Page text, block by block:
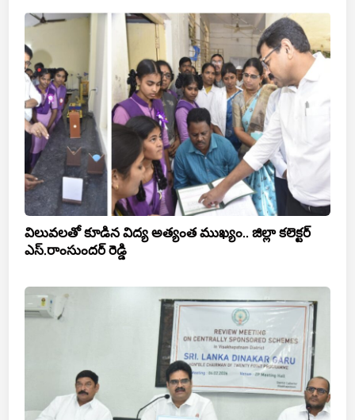
విలువలతో కూడిన విద్య అత్యంత ముఖ్యం.. జిల్లా కలెక్టర్
ఎస్.రాంసుందర్ రెడ్డి